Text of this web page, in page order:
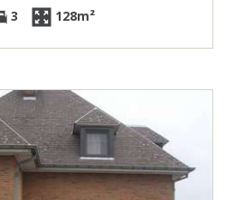
3 128m²